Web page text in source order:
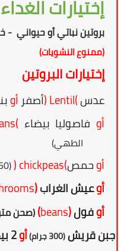
إختيارات الغداء
بروتين نباتي أو حيواني -
(ممنوع النشويات)
إختيارات البروتين
عدس(
Lentil
)أصفر أو
أو فاصوليا بيضاء (
الطهي)
أوحمص(
chickpeas
)(50 جرام قبل الطهي)
أوعيش الغراب(
أوفول(
beans
)(صحن
جبن قريش(300 جرام) أو2 بيضة مسلوقة